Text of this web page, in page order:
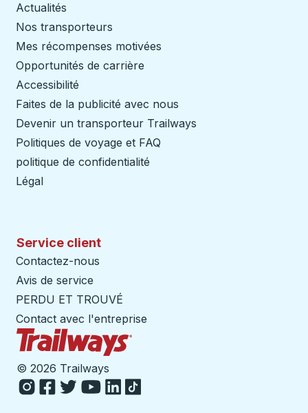
Actualités
Nos transporteurs
Mes récompenses motivées
Opportunités de carrière
Accessibilité
Faites de la publicité avec nous
Devenir un transporteur Trailways
Politiques de voyage et FAQ
politique de confidentialité
Légal
Service client
Contactez-nous
Avis de service
PERDU ET TROUVÉ
Contact avec l'entreprise
© 2026 Trailways